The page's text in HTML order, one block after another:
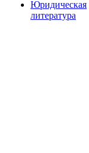
Юридическая
литература